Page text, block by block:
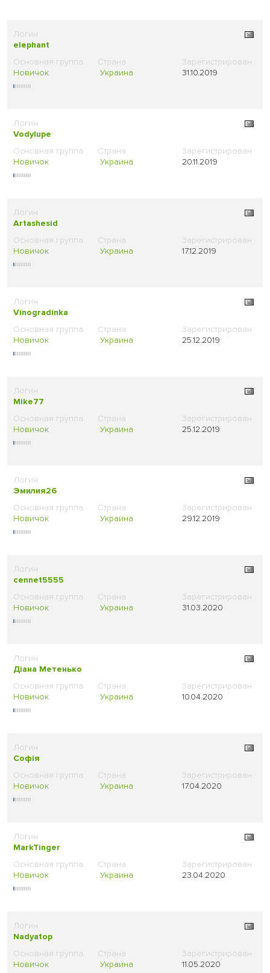
elephant
Новичок Украина 31.10.2019
Vodylupe
Новичок Украина 20.11.2019
Artashesid
Новичок Украина 17.12.2019
Vinogradinka
Новичок Украина 25.12.2019
Mike77
Новичок Украина 25.12.2019
Эмилия26
Новичок Украина 29.12.2019
cennet5555
Новичок Украина 31.03.2020
Діана Метенько
Новичок Украина 10.04.2020
Софія
Новичок Украина 17.04.2020
MarkTinger
Новичок Украина 23.04.2020
Nadyatop
Новичок Украина 11.05.2020